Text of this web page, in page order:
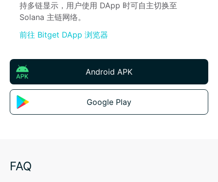
持多链显示，用户使用 DApp 时可自主切换至
Solana 主链网络。
前往 Bitget DApp 浏览器
Android APK
Google Play
FAQ